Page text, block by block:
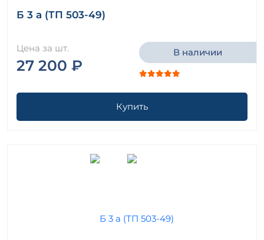
Б 3 а (ТП 503-49)
Цена за шт.
27 200 ₽
В наличии
Купить